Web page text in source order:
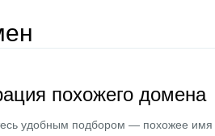
похожего домена
удобным подбором — похожее имя